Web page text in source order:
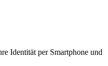
Identität per Smartphone und